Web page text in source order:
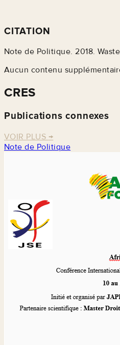
CITATION
Note de Politique. 2018.
Aucun contenu
CRES
Publications connexes
VOIR PLUS →
Note de Politique